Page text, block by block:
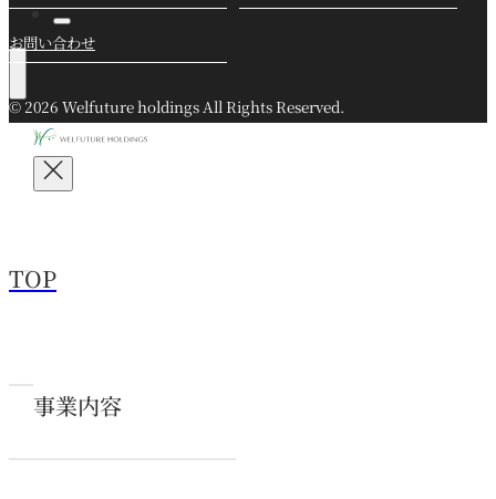
TOP
事業内容
お問い合わせ
© 2026 Welfuture holdings All Rights Reserved.